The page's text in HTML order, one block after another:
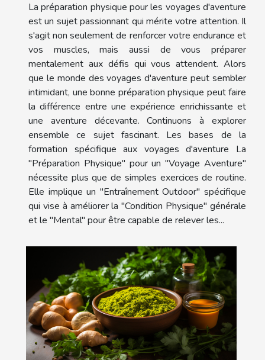
La préparation physique pour les voyages d'aventure
est un sujet passionnant qui mérite votre attention. Il
s'agit non seulement de renforcer votre endurance et
vos muscles, mais aussi de vous préparer
mentalement aux défis qui vous attendent. Alors
que le monde des voyages d'aventure peut sembler
intimidant, une bonne préparation physique peut faire
la différence entre une expérience enrichissante et
une aventure décevante. Continuons à explorer
ensemble ce sujet fascinant. Les bases de la
formation spécifique aux voyages d'aventure La
"Préparation Physique" pour un "Voyage Aventure"
nécessite plus que de simples exercices de routine.
Elle implique un "Entraînement Outdoor" spécifique
qui vise à améliorer la "Condition Physique" générale
et le "Mental" pour être capable de relever les...